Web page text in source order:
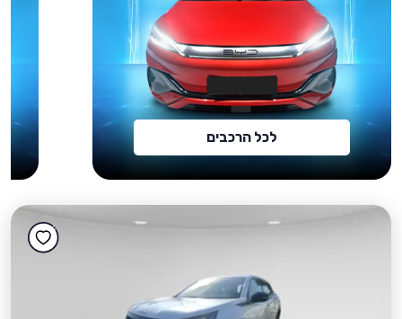
לכל הרכבים